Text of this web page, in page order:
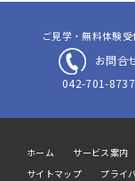
ご見学・無料体験受
お問合
042-701-8737
ホーム サービス案内
サイトマップ
プライ